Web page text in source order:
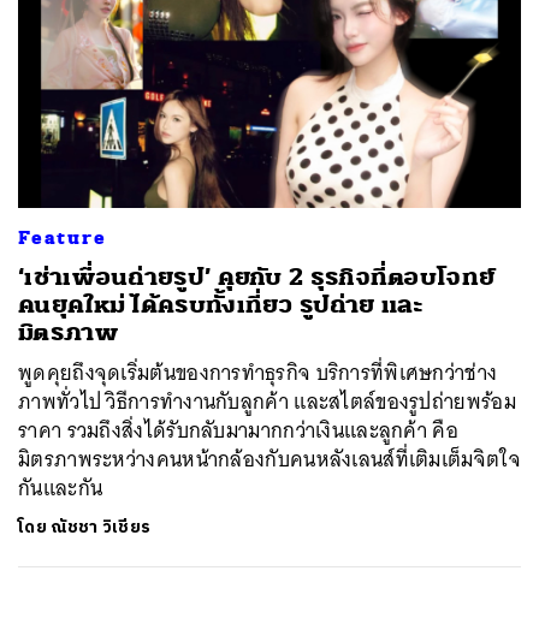
Feature
‘เช่าเพื่อนถ่ายรูป’ คุยกับ 2 ธุรกิจที่ตอบโจทย์
คนยุคใหม่ ได้ครบทั้งเที่ยว รูปถ่าย และ
มิตรภาพ
พูดคุยถึงจุดเริ่มต้นของการทำธุรกิจ บริการที่พิเศษกว่าช่าง
ภาพทั่วไป วิธีการทำงานกับลูกค้า และสไตล์ของรูปถ่ายพร้อม
ราคา รวมถึงสิ่งได้รับกลับมามากกว่าเงินและลูกค้า คือ
มิตรภาพระหว่างคนหน้ากล้องกับคนหลังเลนส์ที่เติมเต็มจิตใจ
กันและกัน
โดย ณัชชา วิเชียร